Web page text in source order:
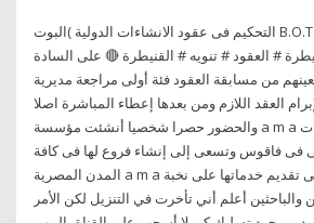
التحكيم فى عقود الانشاءات الدولية )البوت B.O.T 2‏‏/5‏‏/1442 بعد الهجرة
# العقود # تنويه # القنيطرة 🔴 على السادة
من مسابقة العقود فئة أولى مراجعة مديرية
العقد اللازم ومن بعدها إعطاء المباشرة اصلا
والحضور حصرا شخصيا أنشئت مؤسسة a m a للمحاماة والاستشارات
فى فاقوس وتسعى إلى إنشاء فروع لها فى كافة
المدن المصرية a m a وتعتمد المؤسسة فى تقديم خدماتها على نخبة
والباحثين أعلم أني تأخرت في التنزيل لكن الأمر